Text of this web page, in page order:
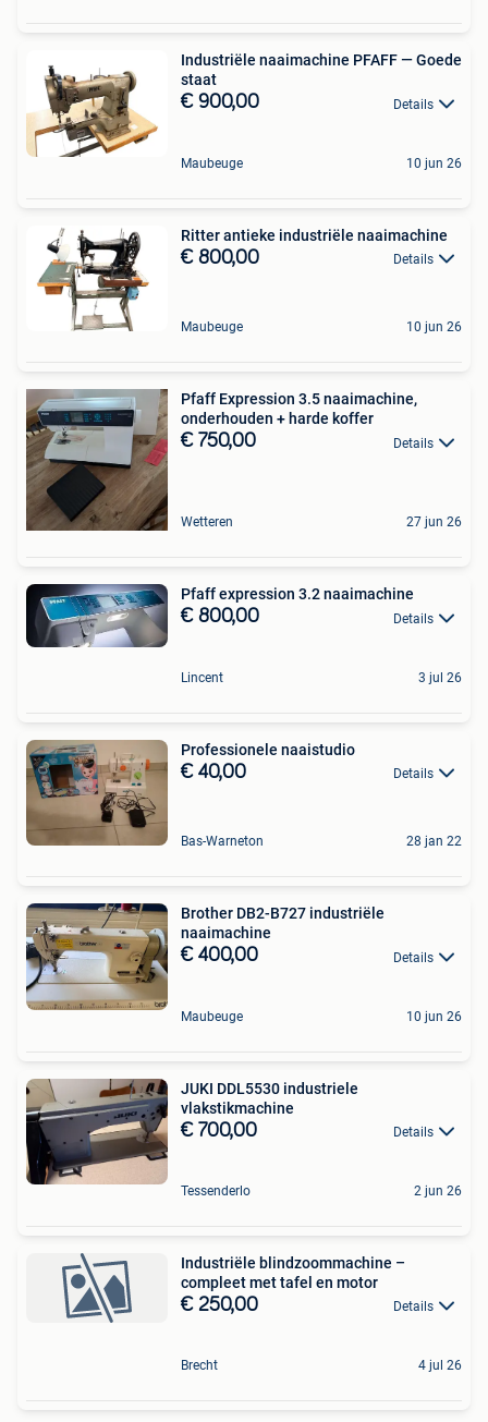
Industriële naaimachine PFAFF — Goede
staat
€ 900,00 Details
Maubeuge 10 jun 26
Ritter antieke industriële naaimachine
€ 800,00 Details
Maubeuge 10 jun 26
Pfaff Expression 3.5 naaimachine,
onderhouden + harde koffer
€ 750,00 Details
Wetteren 27 jun 26
Pfaff expression 3.2 naaimachine
€ 800,00 Details
Lincent 3 jul 26
Professionele naaistudio
€ 40,00 Details
Bas-Warneton 28 jan 22
Brother DB2-B727 industriële
naaimachine
€ 400,00 Details
Maubeuge 10 jun 26
JUKI DDL5530 industriele
vlakstikmachine
€ 700,00 Details
Tessenderlo 2 jun 26
Industriële blindzoommachine –
compleet met tafel en motor
€ 250,00 Details
Brecht 4 jul 26